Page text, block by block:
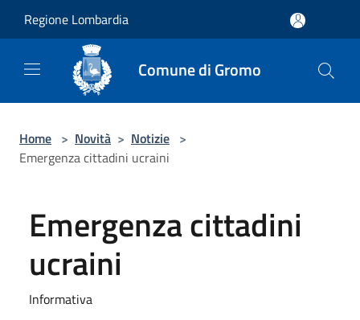
Regione Lombardia
Comune di Gromo
Home > Novità > Notizie >
Emergenza cittadini ucraini
Emergenza cittadini
ucraini
Informativa